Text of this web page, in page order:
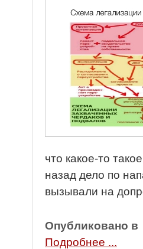
что какое-то
назад дело по
вызывали на
Опубликовано в
Подробнее ...